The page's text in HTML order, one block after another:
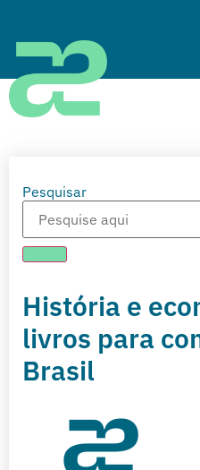
Pesquisar
História e
livros para
Brasil